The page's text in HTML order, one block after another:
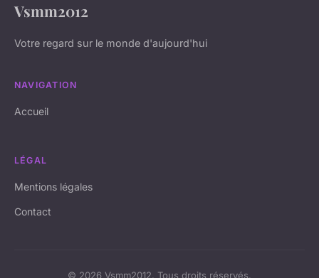
Vsmm2012
Votre regard sur le monde d'aujourd'hui
NAVIGATION
Accueil
LÉGAL
Mentions légales
Contact
© 2026 Vsmm2012. Tous droits réservés.